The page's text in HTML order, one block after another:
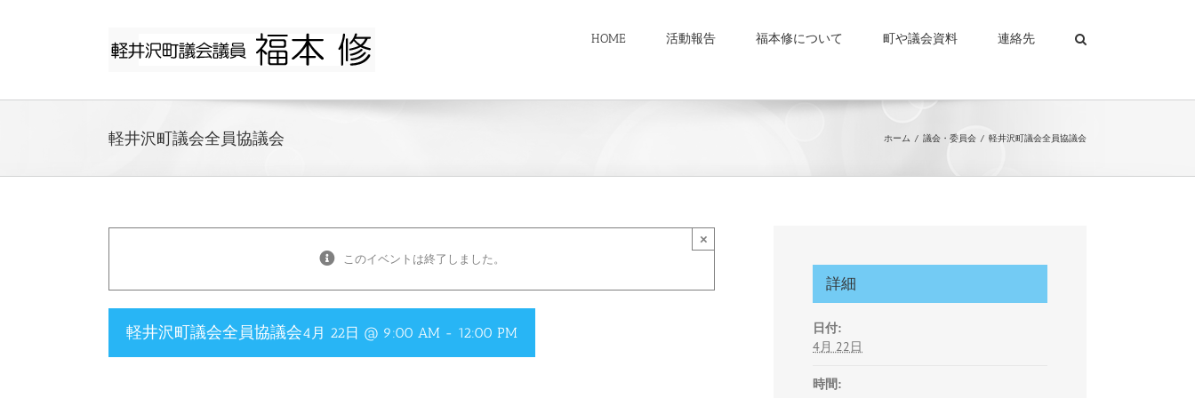
HOME 活動報告 福本修について 町や議会資料 連絡先
軽井沢町議会全員協議会 ホーム 議会・委員会 軽井沢町議会全員協議会
このイベントは終了しました。
×
軽井沢町議会全員協議会4月 22日 @ 9:00 AM - 12:00 PM
詳細
日付:
4月 22日
時間: